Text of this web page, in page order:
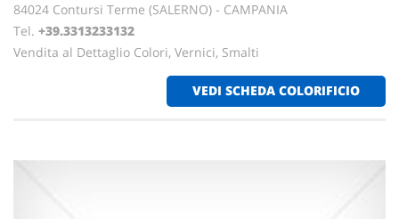
84024 Contursi Terme (SALERNO) - CAMPANIA
Tel. +39.3313233132
Vendita al Dettaglio Colori, Vernici, Smalti
VEDI SCHEDA COLORIFICIO